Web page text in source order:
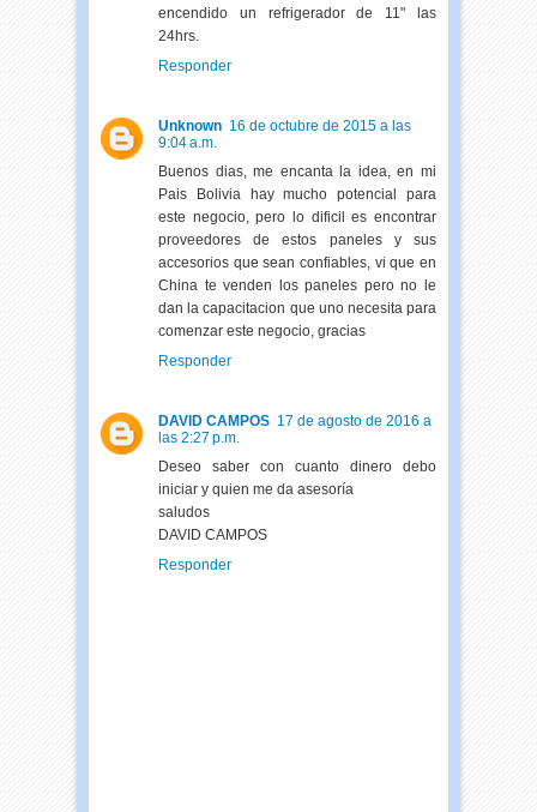
encendido un refrigerador de 11" las
24hrs.
Responder
Unknown 16 de octubre de 2015 a las
9:04 a.m.
Buenos dias, me encanta la idea, en mi
Pais Bolivia hay mucho potencial para
este negocio, pero lo dificil es encontrar
proveedores de estos paneles y sus
accesorios que sean confiables, vi que en
China te venden los paneles pero no le
dan la capacitacion que uno necesita para
comenzar este negocio, gracias
Responder
DAVID CAMPOS 17 de agosto de 2016 a
las 2:27 p.m.
Deseo saber con cuanto dinero debo
iniciar y quien me da asesoría
saludos
DAVID CAMPOS
Responder